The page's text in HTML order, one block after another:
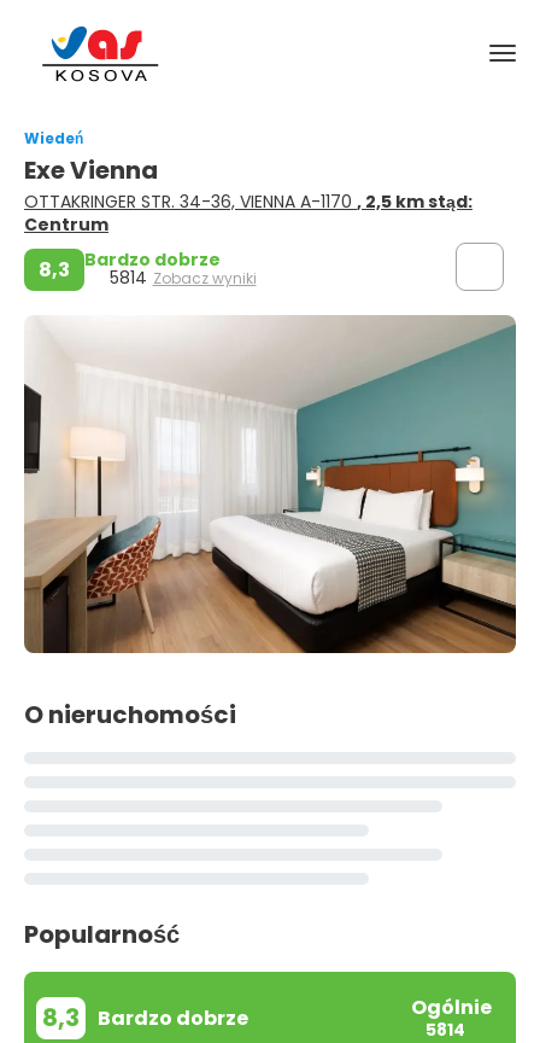
Wiedeń
Exe Vienna
OTTAKRINGER STR. 34-36, VIENNA A-1170 , 2,5 km stąd:
Centrum
8,3 Bardzo dobrze
5814 Zobacz wyniki
O nieruchomości
Popularność
8,3 Bardzo dobrze Ogólnie
5814